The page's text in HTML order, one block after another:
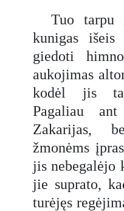
Tuo tarpu
kunigas išeis
giedoti
aukojimas
kodėl jis
Pagaliau ant
Zakarijas,
žmonėms
jis nebegalėjo
jie suprato,
turėjęs